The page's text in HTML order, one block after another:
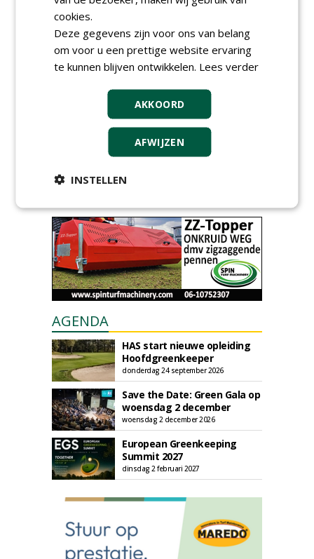
meer Groene Banen
GREEN OUTLET
Iedereen kan gratis kleine advertenties
plaatsen via zijn eigen account.
AGENDA
HAS start nieuwe opleiding
Hoofdgreenkeeper
donderdag 24 september 2026
Save the Date: Green Gala op
woensdag 2 december
woensdag 2 december 2026
European Greenkeeping
Summit 2027
dinsdag 2 februari 2027
cookies.
Deze gegevens zijn voor ons van belang
om voor u een prettige website ervaring
te kunnen blijven ontwikkelen. Lees verder
AKKOORD
AFWIJZEN
INSTELLEN